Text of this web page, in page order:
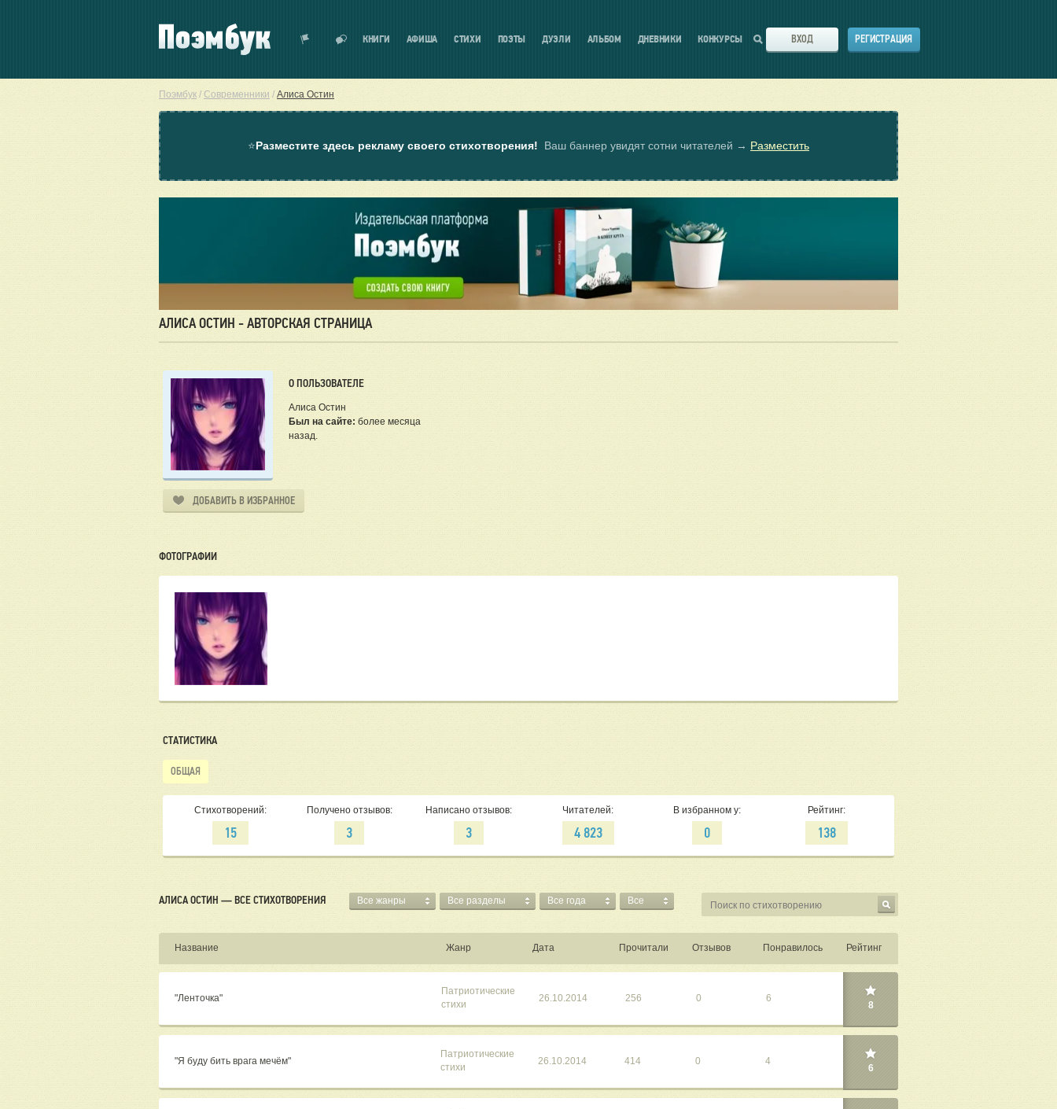
КНИГИ АФИША СТИХИ ПОЭТЫ ДУЭЛИ АЛЬБОМ ДНЕВНИКИ КОНКУРСЫ ВХОД РЕГИСТРАЦИЯ
Поэмбук / Современники / Алиса Остин
⭐Разместите здесь рекламу своего стихотворения! Ваш баннер увидят сотни читателей → Разместить
АЛИСА ОСТИН - АВТОРСКАЯ СТРАНИЦА
О ПОЛЬЗОВАТЕЛЕ
Алиса Остин
Был на сайте: более месяца
назад.
ДОБАВИТЬ В ИЗБРАННОЕ
ФОТОГРАФИИ
СТАТИСТИКА
ОБЩАЯ
Стихотворений:
15
Получено отзывов:
3
Написано отзывов:
3
Читателей:
4 823
В избранном у:
0
Рейтинг:
138
АЛИСА ОСТИН — ВСЕ СТИХОТВОРЕНИЯ Все жанры Все разделы Все года Все
Название Жанр Дата Прочитали Отзывов Понравилось Рейтинг
"Ленточка"
Патриотические
стихи
26.10.2014 256 0 6
8
"Я буду бить врага мечём"
Патриотические
стихи
26.10.2014 414 0 4
6